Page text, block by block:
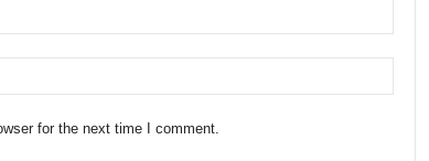
for the next time I comment.